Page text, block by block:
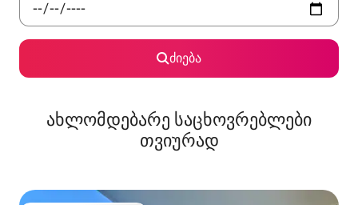
ძიება
ახლომდებარე საცხოვრებლები
თვიურად